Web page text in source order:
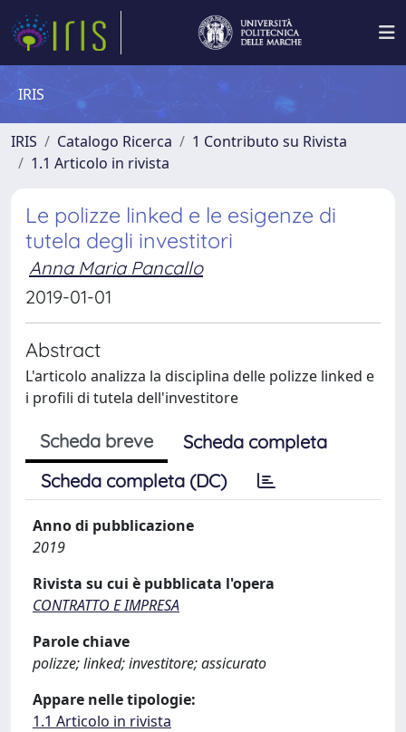
IRIS
IRIS Catalogo Ricerca
1 Contributo su Rivista
1.1 Articolo in rivista
Le polizze linked e le esigenze di
tutela degli investitori
Anna Maria Pancallo
2019-01-01
Abstract
L'articolo analizza la disciplina delle polizze linked e
i profili di tutela dell'investitore
Scheda breve
Scheda completa
Scheda completa (DC)
Anno di pubblicazione
2019
Rivista su cui è pubblicata l'opera
CONTRATTO E IMPRESA
Parole chiave
polizze; linked; investitore; assicurato
Appare nelle tipologie:
1.1 Articolo in rivista